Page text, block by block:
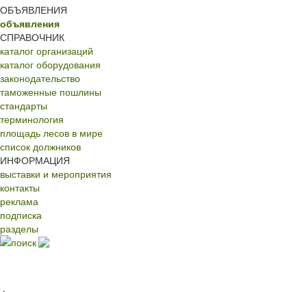
ОБЪЯВЛЕНИЯ
объявления
СПРАВОЧНИК
каталог организаций
каталог оборудования
законодательство
таможенные пошлины
стандарты
терминология
площадь лесов в мире
список должников
ИНФОРМАЦИЯ
выставки и мероприятия
контакты
реклама
подписка
разделы
поиск